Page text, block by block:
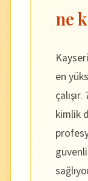
ne
en
kimlik